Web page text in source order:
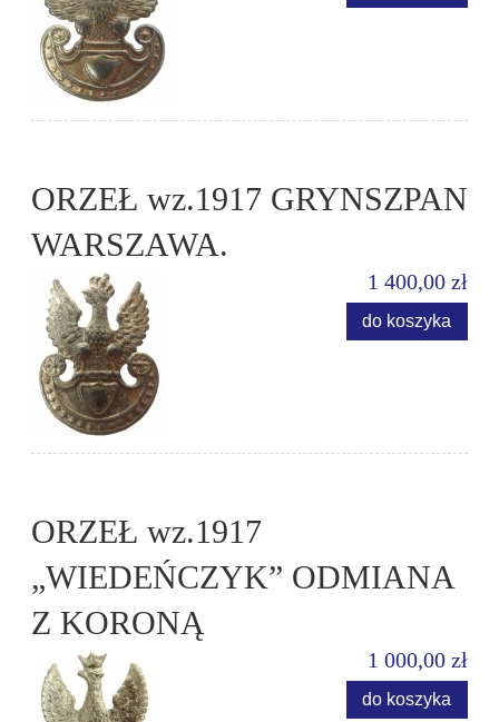
ORZEŁ wz.1917 GRYNSZPAN
WARSZAWA.
1 400,00 zł
do koszyka
ORZEŁ wz.1917
„WIEDEŃCZYK” ODMIANA
Z KORONĄ
1 000,00 zł
do koszyka